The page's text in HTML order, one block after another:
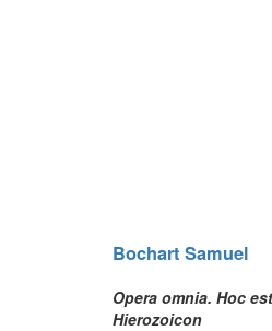
Bochart Samuel
Opera omnia. Hoc
Hierozoicon